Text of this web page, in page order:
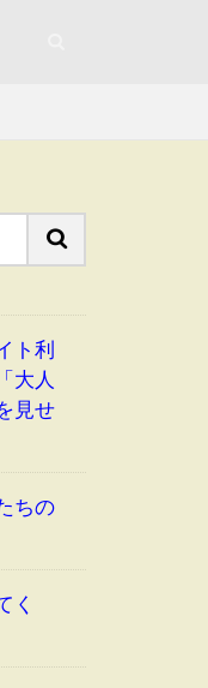
ト利
大人
見せ
ちの
く